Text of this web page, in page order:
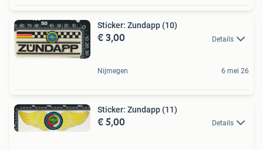
Sticker: Zundapp (10)
€ 3,00 Details
Nijmegen 6 mei 26
Sticker: Zundapp (11)
€ 5,00 Details